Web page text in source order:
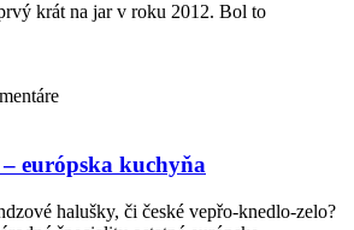
krát na jar v roku 2012. Bol to
európska kuchyňa
halušky, či české vepřo-knedlo-zelo?